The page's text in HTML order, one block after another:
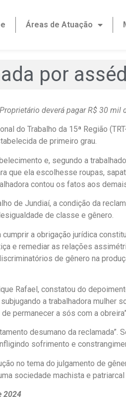
Áreas de Atuação
por
Proprietário deverá pagar R$ 30 mil
do Trabalho da 15ª Região
de primeiro grau.
e, segundo a
que ela escolhesse roupas,
contou os fatos aos
de Jundiaí, a condição da
de classe e gênero.
a obrigação jurídica
e remediar as relações
de gênero na
Rafael, constatou do
a trabalhadora
permanecer a sós com a
desumano da
sofrimento e
no tema do julgamento de
sociedade machista e patriarcal
2024